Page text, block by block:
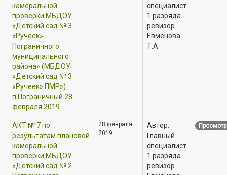
камеральной
проверки МБДОУ
«Детский сад № 3
«Ручеек»
Пограничного
муниципального
района» (МБДОУ
«Детский сад № 3
«Ручеек» ПМР»)
п.Пограничный 28
февраля 2019
специалист
1 разряда -
ревизор
Евменова
Т.А.
АКТ № 7 по
результатам плановой
камеральной
проверки МБДОУ
«Детский сад № 2
28 февраля
2019
Автор:
Главный
специалист
1 разряда -
ревизор